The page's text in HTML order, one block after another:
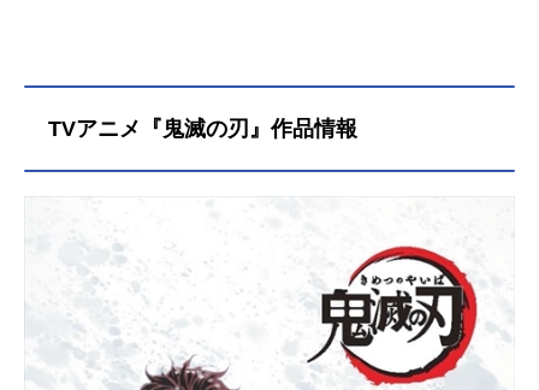
TVアニメ『鬼滅の刃』作品情報